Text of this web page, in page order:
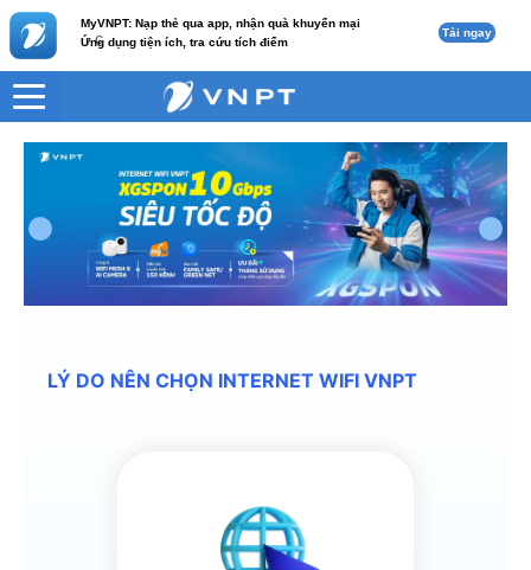
MyVNPT: Nạp thẻ qua app, nhận quà khuyến mại
Ứng dụng tiện ích, tra cứu tích điểm
c Tải ngay
LÝ DO NÊN CHỌN INTERNET WIFI VNPT